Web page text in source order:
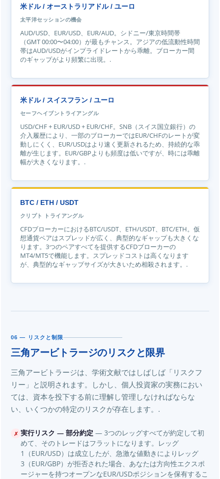
米ドル / オーストラリアドル / ユーロ
太平洋セッションの機会
AUD/USD、EUR/USD、EUR/AUD。シドニー/東京時間帯
（GMT 00:00〜04:00）が最もチャンス。アジアの低流動性時間
帯はAUD/USDがインプライドレートから乖離。ブローカー間
のギャップがより頻繁に出現。.
米ドル / スイスフラン / ユーロ
セーフヘイブントライアングル
USD/CHF + EUR/USD + EUR/CHF。SNB（スイス国立銀行）の
介入履歴により、一部のブローカーではEUR/CHFのレートが変
動しにくく、EUR/USDはより速く更新されるため、持続的な乖
離が生じます。EUR/GBPよりも頻度は低いですが、時には乖離
幅が大きくなります。.
BTC / ETH / USDT
クリプト トライアングル
CFDブローカーにおけるBTC/USDT、ETH/USDT、BTC/ETH。仮
想通貨ペアはスプレッドが広く、典型的なギャップも大きくな
ります。3つのペアすべてを提供するCFDブローカーの
MT4/MT5で機能します。スプレッドコストは高くなります
が、典型的なギャップサイズが大きいため相殺されます。.
06 — リスクと制限
三角アービトラージのリスクと限界
三角アービトラージは、学術文献ではしばしば「リスクフ
リー」と説明されます。しかし、個人投資家の実務におい
ては、資本を投下する前に理解し管理しなければならな
い、いくつかの特定のリスクが存在します。.
✗ 実行リスク — 部分約定 — 3つのレッグすべてが約定して初
めて、そのトレードはフラットになります。レッグ
1（EUR/USD）は成立したが、急激な値動きによりレッグ
3（EUR/GBP）が拒否された場合、あなたは方向性エクスポ
ージャーを持つオープンなEUR/USDポジションを保有するこ